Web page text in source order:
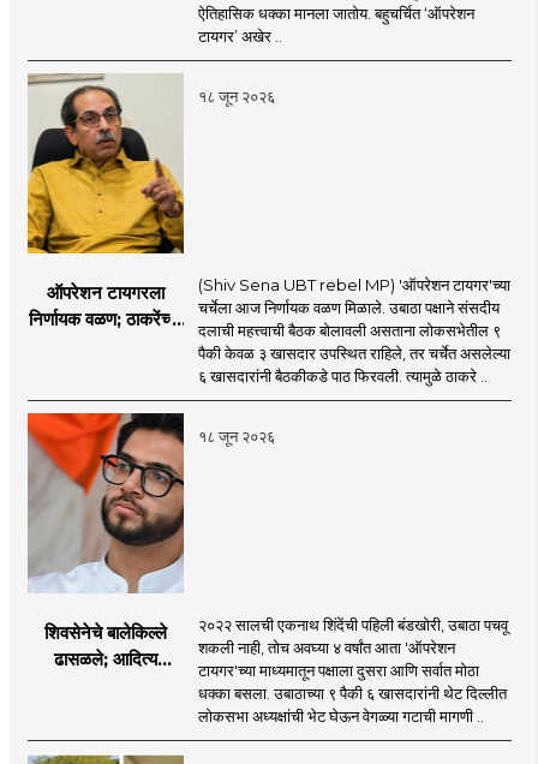
शिंदेंकडे जाण्याच्या चर्चा
सुरू
ऐतिहासिक धक्का मानला जातोय. बहुचर्चित ‘ऑपरेशन
टायगर’ अखेर ..
१८ जून २०२६
ऑपरेशन टायगरला
निर्णायक वळण; ठाकरेंच्या
विलीन होण्याचा प्रस्ताव?
(Shiv Sena UBT rebel MP) 'ऑपरेशन टायगर'च्या
चर्चेला आज निर्णायक वळण मिळाले. उबाठा पक्षाने संसदीय
दलाची महत्त्वाची बैठक बोलावली असताना लोकसभेतील ९
पैकी केवळ ३ खासदार उपस्थित राहिले, तर चर्चेत असलेल्या
६ खासदारांनी बैठकीकडे पाठ फिरवली. त्यामुळे ठाकरे ..
१८ जून २०२६
शिवसेनेचे बालेकिल्ले
ढासळले; आदित्य
नेमका कुठे चुकला?
२०२२ सालची एकनाथ शिंदेंची पहिली बंडखोरी, उबाठा पचवू
शकली नाही, तोच अवघ्या ४ वर्षांत आता 'ऑपरेशन
टायगर'च्या माध्यमातून पक्षाला दुसरा आणि सर्वात मोठा
धक्का बसला. उबाठाच्या ९ पैकी ६ खासदारांनी थेट दिल्लीत
लोकसभा अध्यक्षांची भेट घेऊन वेगळ्या गटाची मागणी ..